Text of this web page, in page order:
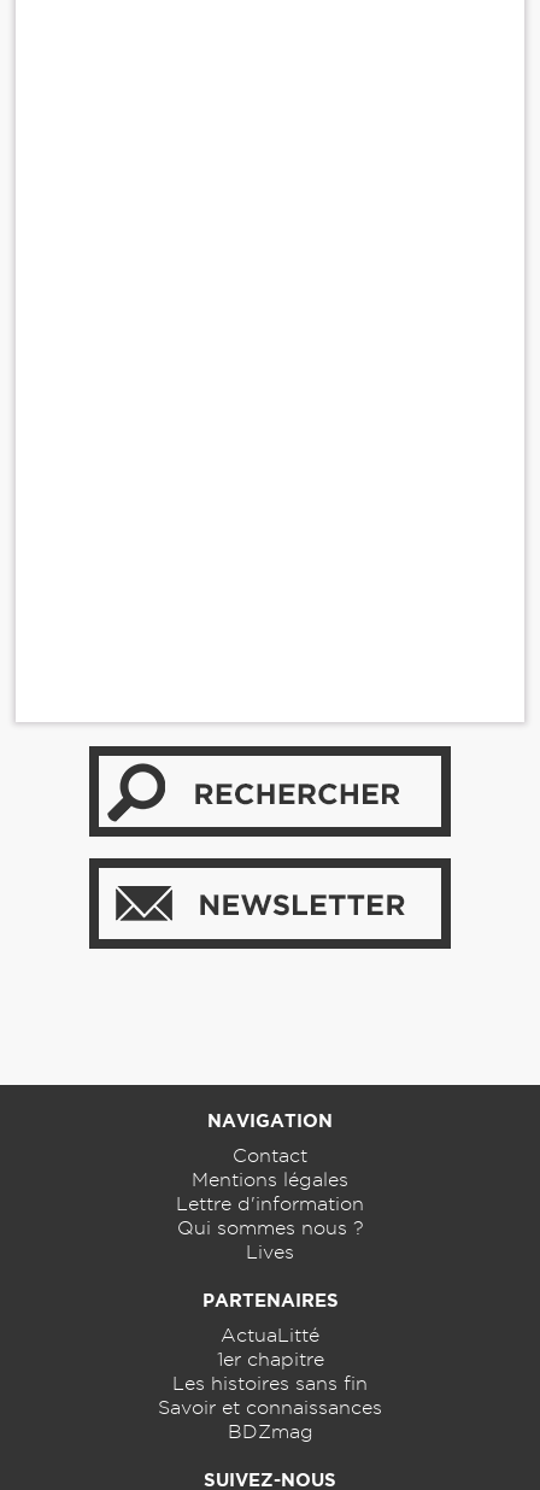
NAVIGATION
Contact
Mentions légales
Lettre d'information
Qui sommes nous ?
Lives
PARTENAIRES
ActuaLitté
1er chapitre
Les histoires sans fin
Savoir et connaissances
BDZmag
SUIVEZ-NOUS